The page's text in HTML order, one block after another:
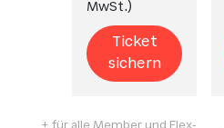
MwSt.)
Ticket
sichern